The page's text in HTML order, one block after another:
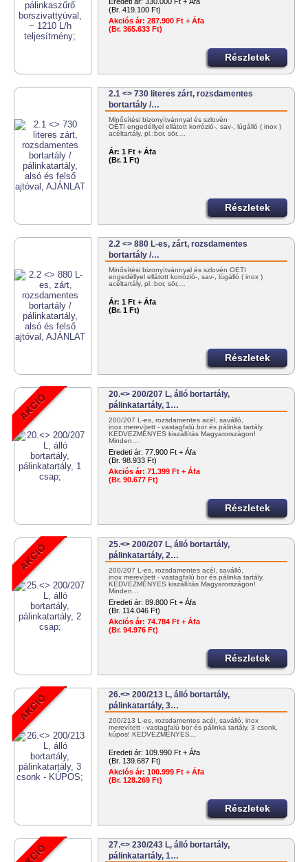
(Br. 419.100 Ft)
Akciós ár: 287.900 Ft + Áfa
(Br. 365.633 Ft)
Részletek
2.1 <> 730 literes zárt, rozsdamentes
bortartály /…
Minősítési bizonyítvánnyal és szlovén
OÉTI engedéllyel ellátott korrózió-, sav-, lúgálló ( inox )
acéltartály, pl.:bor, sör,…
Ár: 1 Ft + Áfa
(Br. 1 Ft)
Részletek
2.2 <> 880 L-es, zárt, rozsdamentes
bortartály /…
Minősítési bizonyítvánnyal és szlovén OÉTI
engedéllyel ellátott korrózió-, sav-, lúgálló ( inox )
acéltartály, pl.:bor, sör,…
Ár: 1 Ft + Áfa
(Br. 1 Ft)
Részletek
20.<> 200/207 L, álló bortartály,
pálinkatartály, 1…
200/207 L-es, rozsdamentes acél, saválló,
inox merevített - vastagfalú bor és pálinka tartály.
KEDVEZMÉNYES kiszállítás Magyarországon!
Minden…
Eredeti ár: 77.900 Ft + Áfa
(Br. 98.933 Ft)
Akciós ár: 71.399 Ft + Áfa
(Br. 90.677 Ft)
Részletek
25.<> 200/207 L, álló bortartály,
pálinkatartály, 2…
200/207 L-es, rozsdamentes acél, saválló,
inox merevített - vastagfalú bor és pálinka tartály.
KEDVEZMÉNYES kiszállítás Magyarországon!
Minden…
Eredeti ár: 89.800 Ft + Áfa
(Br. 114.046 Ft)
Akciós ár: 74.784 Ft + Áfa
(Br. 94.976 Ft)
Részletek
26.<> 200/213 L, álló bortartály,
pálinkatartály, 3…
200/213 L-es, rozsdamentes acél, saválló, inox
merevített - vastagfalú bor és pálinka tartály, 3 csonk,
kúpos! KEDVEZMÉNYES…
Eredeti ár: 109.990 Ft + Áfa
(Br. 139.687 Ft)
Akciós ár: 100.999 Ft + Áfa
(Br. 128.269 Ft)
Részletek
27.<> 230/243 L, álló bortartály,
pálinkatartály, 1…